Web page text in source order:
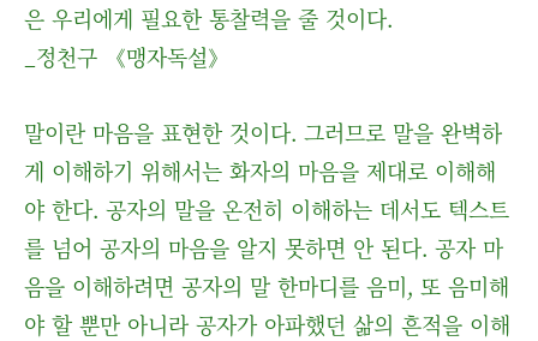
은 우리에게 필요한 통찰력을 줄 것이다.
_정천구 《맹자독설》
말이란 마음을 표현한 것이다. 그러므로 말을 완벽하
게 이해하기 위해서는 화자의 마음을 제대로 이해해
야 한다. 공자의 말을 온전히 이해하는 데서도 텍스트
를 넘어 공자의 마음을 알지 못하면 안 된다. 공자 마
음을 이해하려면 공자의 말 한마디를 음미, 또 음미해
야 할 뿐만 아니라 공자가 아파했던 삶의 흔적을 이해